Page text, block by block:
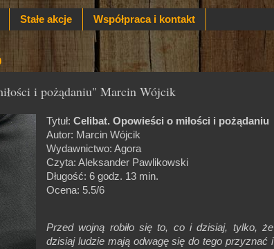
Stałe akcje Współpraca i kontakt
i pożądaniu" Marcin Wójcik
Tytuł: Celibat. Opowieści o miłości i pożądaniu
Autor: Marcin Wójcik
Wydawnictwo: Agora
Czyta: Aleksander Pawlikowski
Długość: 6 godz. 13 min.
Ocena: 5.5/6
Przed wojną robiło się to, co i dzisiaj, tylko, że
dzisiaj ludzie mają odwagę się do tego przyznać i